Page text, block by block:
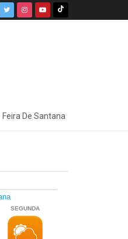
Feira De Santana